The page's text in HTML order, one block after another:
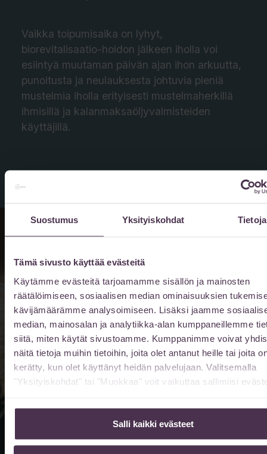
Suostumus Yksityiskohdat Tietoja
Tämä sivusto käyttää evästeitä
Käytämme evästeitä tarjoamamme sisällön ja mainosten
räätälöimiseen, sosiaalisen median ominaisuuksien
kävijämäärämme analysoimiseen. Lisäksi jaamme
median, mainosalan ja analytiikka-alan kumppaneillemme
siitä, miten käytät sivustoamme. Kumppanimme voivat
näitä tietoja muihin tietoihin, joita olet antanut heille tai joita
kerätty, kun olet käyttänyt heidän palvelujaan. Valitsemalla
"Yksityiskohdat" tai "Muokkaa" voit vaikuttaa sallimiisi
Salli kaikki evästeet
Vaikka toipumisaika on lyhyt,
biorevitalisaatio-hoidon jälkeen iholla voi
esiintyä muutaman päivän ajan ihon arkuutta,
punoitusta ja neulauksesta johtuvia pieniä
mustelmia iholla erityisesti mustelmaherkillä
ihmisillä ja kalanmaksaöljyvalmisteiden
käyttäjillä.